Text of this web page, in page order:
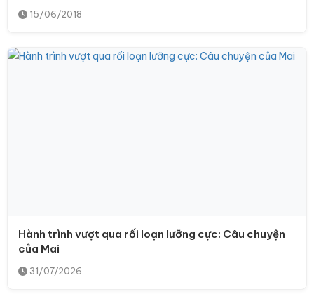
15/06/2018
Hành trình vượt qua rối loạn lưỡng cực: Câu chuyện
của Mai
31/07/2026